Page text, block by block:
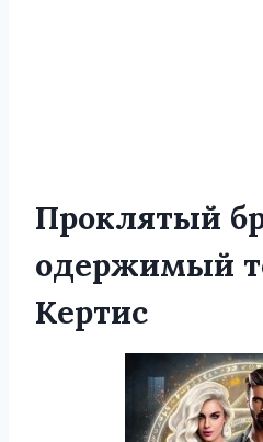
Проклятый
одержимый
Кертис